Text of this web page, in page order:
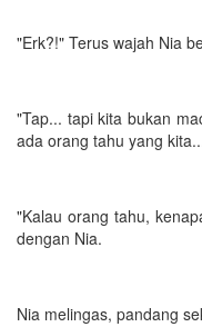
"Erk?!" Terus wajah Nia
"Tap... tapi kita bukan
ada orang tahu yang
"Kalau orang tahu,
dengan Nia.
Nia melingas, pandang